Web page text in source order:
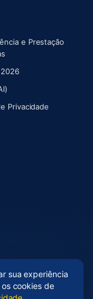
e Prestação
Privacidade
sua experiência
cookies de